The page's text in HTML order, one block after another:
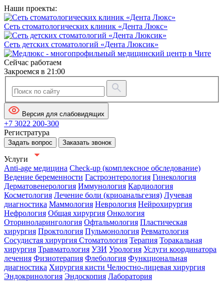
Наши проекты:
Сеть стоматологических клиник «Дента Люкс»
Сеть детских стоматологий «Дента Люксик»
Сейчас работаем
Закроемся в 21:00
Версия для слабовидящих
+7 3022 200-300
Регистратура
Задать вопрос Заказать звонок
Услуги
Anti-age медицина Check-up (комплексное обследование)
Ведение беременности Гастроэнтерология Гинекология
Дерматовенерология Иммунология Кардиология
Косметология Лечение боли (криоанальгезия) Лучевая
диагностика Маммология Неврология Нейрохирургия
Нефрология Общая хирургия Онкология
Оториноларингология Офтальмология Пластическая
хирургия Проктология Пульмонология Ревматология
Сосудистая хирургия Стоматология Терапия Торакальная
хирургия Травматология УЗИ Урология Услуги координатора
лечения Физиотерапия Флебология Функциональная
диагностика Хирургия кисти Челюстно-лицевая хирургия
Эндокринология Эндоскопия Лаборатория